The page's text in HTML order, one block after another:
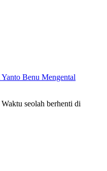
Benu Mengental
seolah berhenti di